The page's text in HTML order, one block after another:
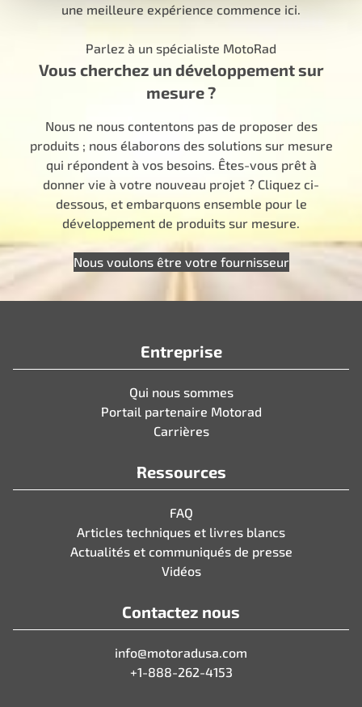
une meilleure expérience commence ici.
Parlez à un spécialiste MotoRad
Vous cherchez un développement sur
mesure ?
Nous ne nous contentons pas de proposer des
produits ; nous élaborons des solutions sur mesure
qui répondent à vos besoins. Êtes-vous prêt à
donner vie à votre nouveau projet ? Cliquez ci-
dessous, et embarquons ensemble pour le
développement de produits sur mesure.
Nous voulons être votre fournisseur
Entreprise
Qui nous sommes
Portail partenaire Motorad
Carrières
Ressources
FAQ
Articles techniques et livres blancs
Actualités et communiqués de presse
Vidéos
Contactez nous
info@motoradusa.com
+1-888-262-4153